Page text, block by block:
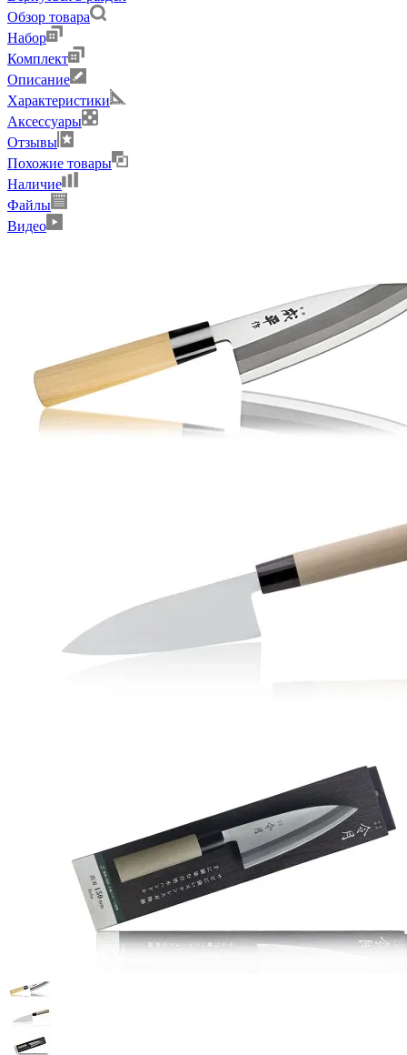
Обзор товара
Набор
Комплект
Описание
Характеристики
Аксессуары
Отзывы
Похожие товары
Наличие
Файлы
Видео